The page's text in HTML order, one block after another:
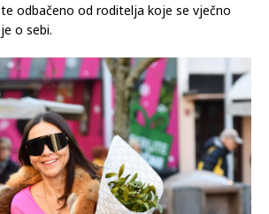
odbačeno od roditelja koje se vječno
o sebi.